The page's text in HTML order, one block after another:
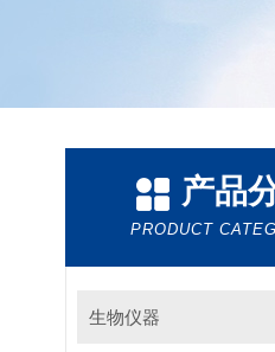
产品
PRODUCT
生物仪器